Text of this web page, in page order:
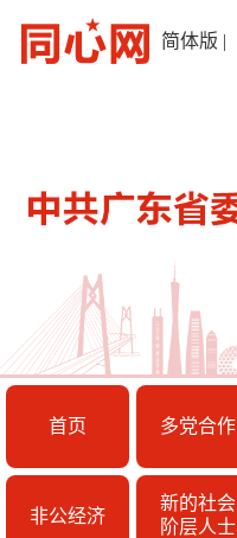
简体版 |
首页 多党合作
非公经济
新的社会
阶层人士